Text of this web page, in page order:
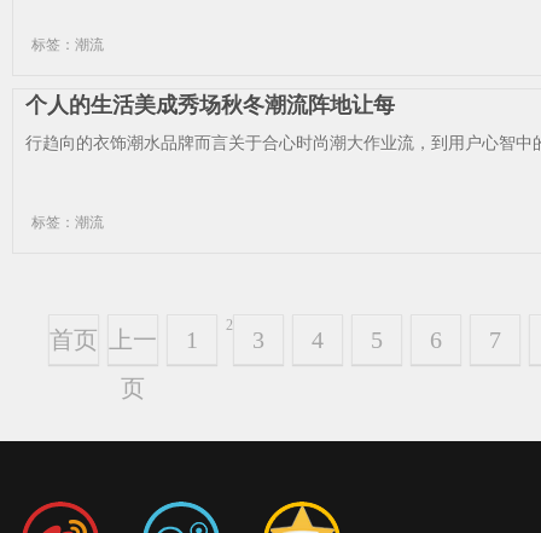
标签：潮流
个人的生活美成秀场秋冬潮流阵地让每
行趋向的衣饰潮水品牌而言关于合心时尚潮大作业流，到用户心智
标签：潮流
首页
上一
页
1
2
3 4 5 6 7